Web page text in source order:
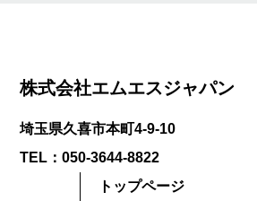
株式会社エムエスジャパン
埼玉県久喜市本町4-9-10
TEL：050-3644-8822
トップページ